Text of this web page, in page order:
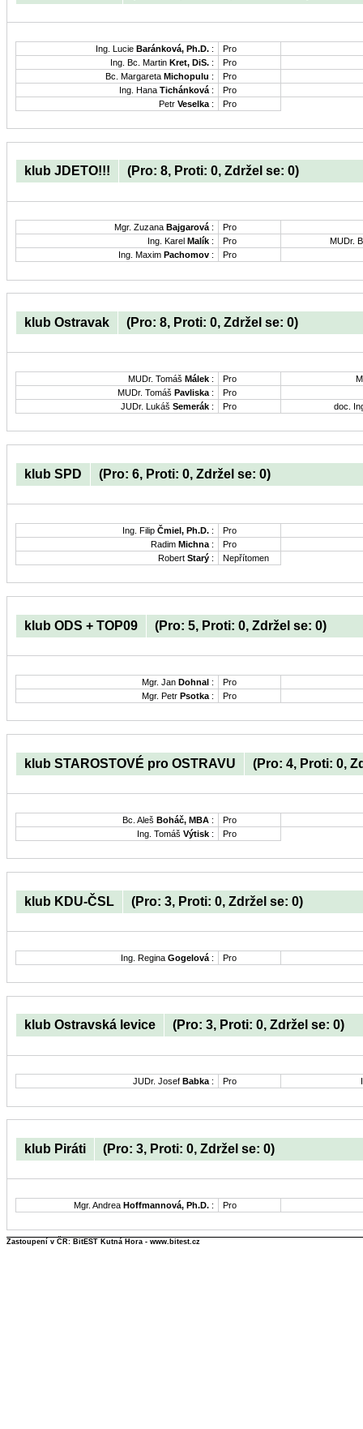
Ing. Lucie Baránková, Ph.D. :
Pro
Ing. Bc. Martin Kret, DiS. :
Pro
Bc. Margareta Michopulu :
Pro
Ing. Hana Tichánková :
Pro
Petr Veselka : Pro
klub JDETO!!! (Pro: 8, Proti: 0, Zdržel se: 0)
Mgr. Zuzana Bajgarová:
Pro
Ing. Karel Malík : Pro
MUDr.
Ing. Maxim Pachomov : Pro
klub Ostravak (Pro: 8, Proti: 0, Zdržel se: 0)
MUDr. Tomáš Málek : Pro
MUDr. Tomáš Pavliska :
Pro
JUDr. Lukáš Semerák : Pro doc.
klub SPD (Pro: 6, Proti: 0, Zdržel se: 0)
Ing. Filip Čmiel, Ph.D. :
Pro
Radim Michna :
Pro
Robert Starý : Nepřítomen
klub ODS + TOP09 (Pro: 5, Proti: 0, Zdržel se: 0)
Mgr. Jan Dohnal :
Pro
Mgr. Petr Psotka : Pro
klub STAROSTOVÉ pro OSTRAVU (Pro: 4, Proti: 0,
Bc. Aleš Boháč, MBA :
Pro
Ing. Tomáš Výtisk : Pro
klub KDU-ČSL (Pro: 3, Proti: 0, Zdržel se: 0)
Ing. Regina Gogelová : Pro
klub Ostravská levice (Pro: 3, Proti: 0, Zdržel se: 0)
JUDr. Josef Babka: Pro
klub Piráti (Pro: 3, Proti: 0, Zdržel se: 0)
Mgr. Andrea Hoffmannová, Ph.D. : Pro
Zastoupení v ČR: BitEST Kutná Hora - www.bitest.cz